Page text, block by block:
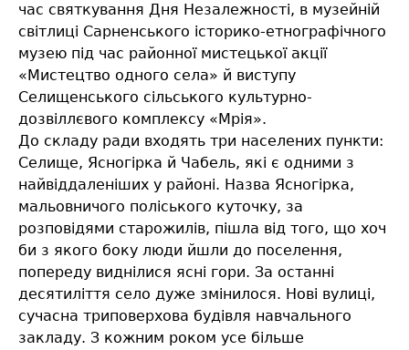
час святкування Дня Незалежності, в музейній
світлиці Сарненського історико-етнографічного
музею під час районної мистецької акції
«Мистецтво одного села» й виступу
Селищенського сільського культурно-
дозвіллєвого комплексу «Мрія».
До складу ради входять три населених пункти:
Селище, Ясногірка й Чабель, які є одними з
найвіддаленіших у районі. Назва Ясногірка,
мальовничого поліського куточку, за
розповідями старожилів, пішла від того, що хоч
би з якого боку люди йшли до поселення,
попереду виднілися ясні гори. За останні
десятиліття село дуже змінилося. Нові вулиці,
сучасна триповерхова будівля навчального
закладу. З кожним роком усе більше